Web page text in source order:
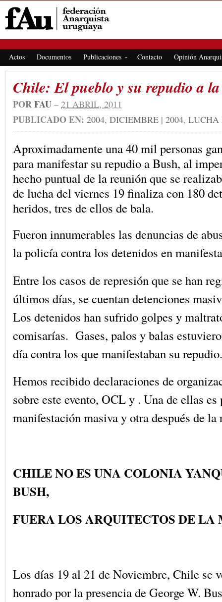
Actos Documentos Publicaciones Contacto Opinión
Chile: El pueblo y su repudio a
PORFAU – 21 ABRIL, 2011
PUBLICADO EN: 2004, DICIEMBRE | 2004, LUCHA
Aproximadamente una 40 mil personas
para manifestar su repudio a Bush, al
hecho puntual de la reunión que se
de lucha del viernes 19 finaliza con 180
heridos, tres de ellos de bala.
Fueron innumerables las denuncias de
la policía contra los detenidos en
Entre los casos de represión que se han
últimos días, se cuentan detenciones
Los detenidos han sufrido golpes y
comisarías. Gases, palos y balas
día contra los que manifestaban su repudio.
Hemos recibido declaraciones de
sobre este evento, OCL y . Una de ellas es
manifestación masiva y otra después de la
CHILE NO ES UNA COLONIA
BUSH,
FUERA LOS ARQUITECTOS DE
Los días 19 al 21 de Noviembre, Chile se
honrado por la presencia de George W.